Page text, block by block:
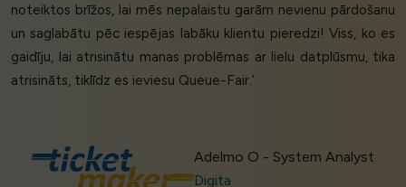
noteiktos brīžos, lai mēs nepalaistu garām nevienu pārdošanu
un saglabātu pēc iespējas labāku klientu pieredzi! Viss, ko es
gaidīju, lai atrisinātu manas problēmas ar lielu datplūsmu, tika
atrisināts, tiklīdz es ieviesu Queue-Fair.’
Adelmo O - System Analyst
Digita